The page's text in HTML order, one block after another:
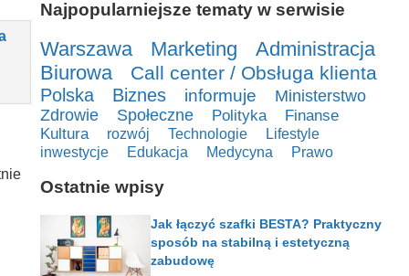
Najpopularniejsze tematy w serwisie
Warszawa Marketing
Administracja
Biurowa
Call center / Obsługa klienta
Polska Biznes informuje Ministerstwo
Zdrowie Społeczne Polityka
Finanse
Kultura
rozwój Technologie
Lifestyle
inwestycje
Edukacja Medycyna Prawo
Ostatnie wpisy
Jak łączyć szafki BESTA? Praktyczny
sposób na stabilną i estetyczną
zabudowę